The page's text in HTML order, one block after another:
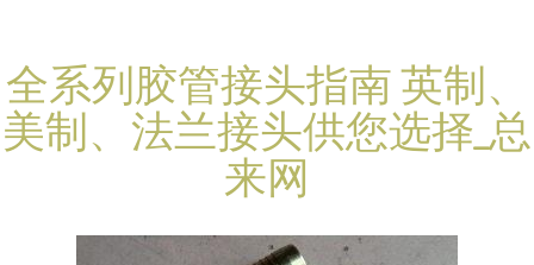
全系列胶管接头指南 英制、
美制、法兰接头供您选择_总
来网